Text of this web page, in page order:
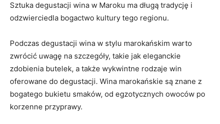
Sztuka degustacji wina w​ Maroku ma ⁢długą tradycję i
odzwierciedla‍ bogactwo kultury tego regionu.
Podczas degustacji wina w stylu marokańskim warto
zwrócić ⁣uwagę na szczegóły, takie jak eleganckie
zdobienia butelek, a także wykwintne rodzaje win
oferowane do degustacji. Wina marokańskie są znane z
bogatego bukietu smaków, od egzotycznych owoców po
korzenne przyprawy.